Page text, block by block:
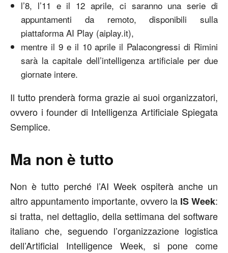
l’8, l’11 e il 12 aprile, ci saranno una serie di
appuntamenti da remoto, disponibili sulla
piattaforma AI Play (aiplay.it),
mentre il 9 e il 10 aprile il Palacongressi di Rimini
sarà la capitale dell’intelligenza artificiale per due
giornate intere.
Il tutto prenderà forma grazie ai suoi organizzatori,
ovvero i founder di Intelligenza Artificiale Spiegata
Semplice.
Ma non è tutto
Non è tutto perché l’AI Week ospiterà anche un
altro appuntamento importante, ovvero la IS Week:
si tratta, nel dettaglio, della settimana del software
italiano che, seguendo l’organizzazione logistica
dell’Artificial Intelligence Week, si pone come